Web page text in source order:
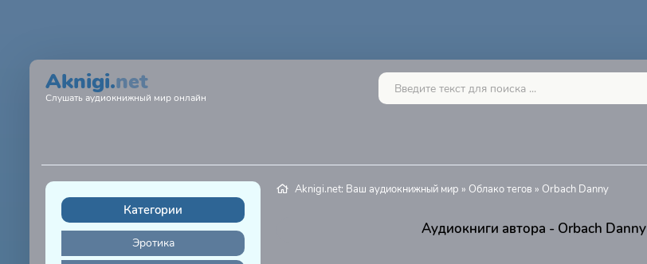
Aknigi.net
Слушать аудиокнижный мир онлайн
Категории
Эротика
Aknigi.net: Ваш аудиокнижный мир » Облако тегов » Orbach Danny
Аудиокниги автора - Orbach Danny